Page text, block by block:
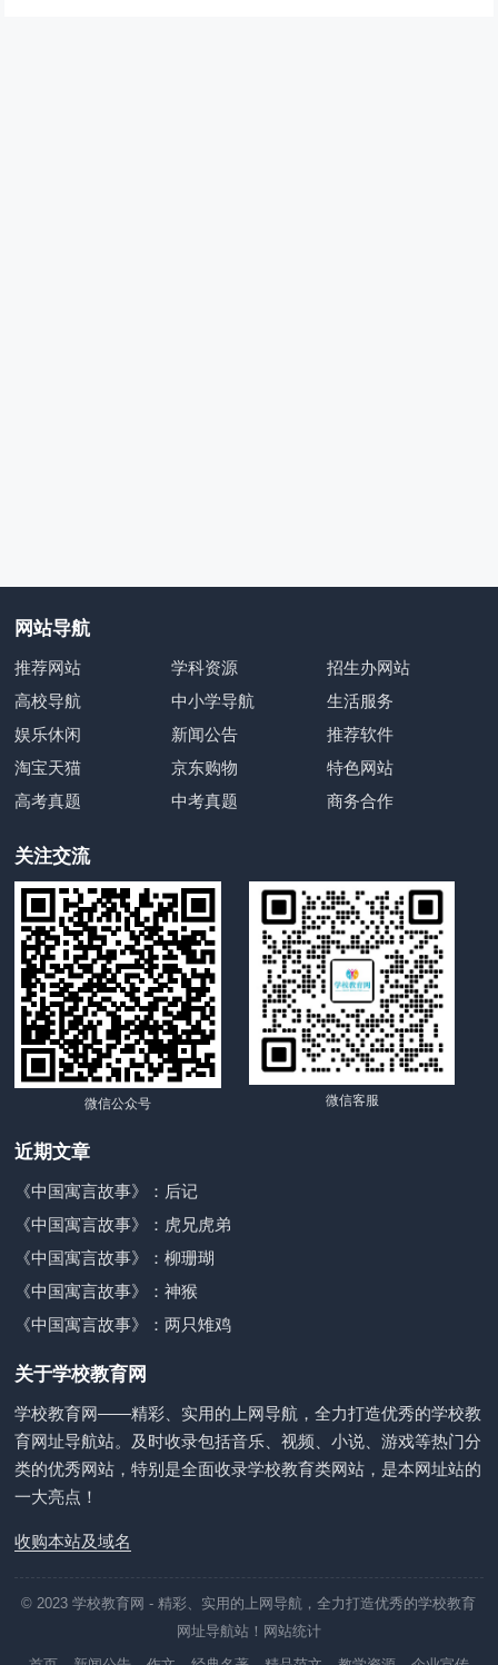
网站导航
推荐网站 学科资源
招生办网站
高校导航
中小学导航
生活服务
娱乐休闲
新闻公告
推荐软件
淘宝天猫
京东购物
特色网站
高考真题
中考真题 商务合作
关注交流
微信公众号 微信客服
近期文章
《中国寓言故事》：后记
《中国寓言故事》：虎兄虎弟
《中国寓言故事》：柳珊瑚
《中国寓言故事》：神猴
《中国寓言故事》：两只雉鸡
关于学校教育网
学校教育网——精彩、实用的上网导航，全力打造优秀的学校教
育网址导航站。及时收录包括音乐、视频、小说、游戏等热门分
类的优秀网站，特别是全面收录学校教育类网站，是本网址站的
一大亮点！
收购本站及域名
© 2023学校教育网 - 精彩、实用的上网导航，全力打造优秀的学校教育
网址导航站！ 网站统计